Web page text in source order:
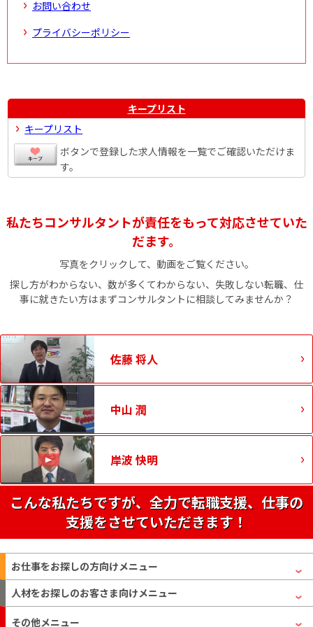
お問い合わせ
プライバシーポリシー
キープリスト
キープリスト
ボタンで登録した求人情報を一覧でご確認いただけま
す。
私たちコンサルタントが責任をもって対応させていた
だます。
写真をクリックして、動画をご覧ください。
探し方がわからない、数が多くてわからない、失敗しない転職、仕
事に就きたい方はまずコンサルタントに相談してみませんか？
佐藤 将人
中山 潤
岸波 快明
こんな私たちですが、全力で転職支援、仕事の
支援をさせていただきます！
お仕事をお探しの方向けメニュー
人材をお探しのお客さま向けメニュー
その他メニュー